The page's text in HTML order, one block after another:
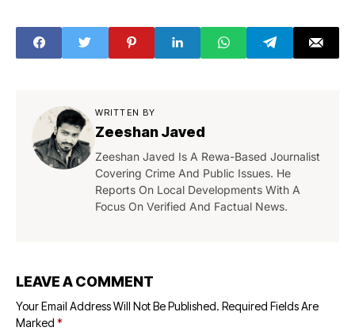
WRITTEN BY
Zeeshan Javed
Zeeshan Javed Is A Rewa-Based Journalist
Covering Crime And Public Issues. He
Reports On Local Developments With A
Focus On Verified And Factual News.
LEAVE A COMMENT
Your Email Address Will Not Be Published. Required Fields Are
Marked *